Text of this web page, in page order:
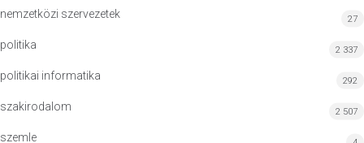
nemzetközi szervezetek 27
politika 2 337
politikai informatika 292
szakirodalom 2 507
szemle